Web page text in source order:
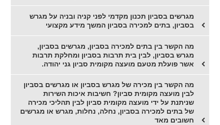
מגרשים בסביון תכנון מקדמי לפני קניה ובניה על מגרש
בסביון, בתים למכירה בסביון המשך מידע מקצועי
מה הקשר בין בתים למכירה בסביון, מגרשים בסביון,
מגרש בסביון, לבין בית תרבות בסביון ומחלקת תרבות
אשר פועלת מטעם מועצה מקומית סביון גני יהודה.
מה הקשר בין מכירה של מגרש בסביון או מגרשים בסביון
לבין מועצה מקומית סביון? חשיבות איכות השירות
שניתנת על ידי מועצה מקומית סביון לבין תהליכי מכירה
של בתים למכירה בסביון, נחלה, נחלות, מגרש או מגרשים
חשובים מאד